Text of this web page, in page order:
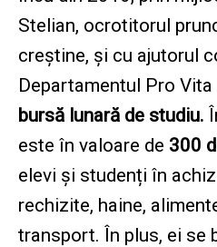
Stelian, ocrotitorul
creștine, și cu ajutorul
Departamentul Pro
bursă lunară de studiu.
este în valoare de 300
elevi și studenți în
rechizite, haine,
transport. În plus, ei se